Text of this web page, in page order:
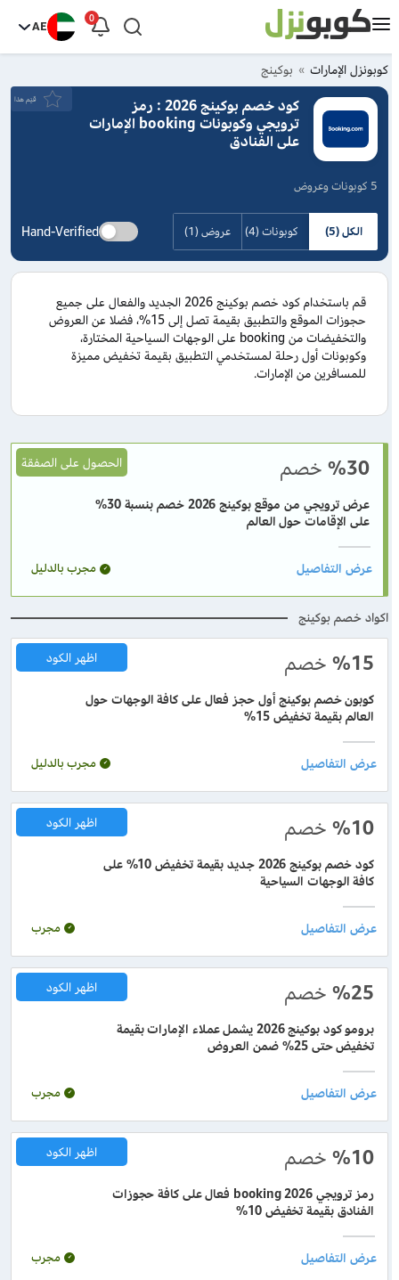
0
AE
كوبونزل الإمارات بوكينج
كود خصم بوكينج 2026 : رمز
ترويجي وكوبونات booking الإمارات
على الفنادق
5 كوبونات وعروض
قيَم هذا
الكل (5) كوبونات (4) عروض (1) Hand-Verified
قم باستخدام كود خصم بوكينج 2026 الجديد والفعال على جميع
حجوزات الموقع والتطبيق بقيمة تصل إلى 15%، فضلا عن العروض
والتخفيضات من booking على الوجهات السياحية المختارة،
وكوبونات أول رحلة لمستخدمي التطبيق بقيمة تخفيض مميزة
للمسافرين من الإمارات.
%30 خصم
عرض ترويجي من موقع بوكينج 2026 خصم بنسبة 30%
على الإقامات حول العالم
الحصول على الصفقة
مجرب بالدليل
اكواد خصم بوكينج
%15 خصم
كوبون خصم بوكينج أول حجز فعال على كافة الوجهات حول
العالم بقيمة تخفيض 15%
اظهر الكود
مجرب بالدليل
%10 خصم
كود خصم بوكينج 2026 جديد بقيمة تخفيض 10% على
كافة الوجهات السياحية
اظهر الكود
مجرب
%25 خصم
برومو كود بوكينج 2026 يشمل عملاء الإمارات بقيمة
تخفيض حتى 25% ضمن العروض
اظهر الكود
مجرب
%10 خصم
رمز ترويجي booking 2026 فعال على كافة حجوزات
الفنادق بقيمة تخفيض 10%
اظهر الكود
مجرب